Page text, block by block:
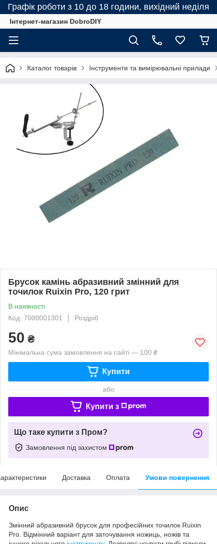
Графік роботи з 10 до 18 години, вихідний неділя
Інтернет-магазин DobroDIY
Каталог товарів Інструменти та вимірювальні прилади
Брусок камінь абразивний змінний для
точилок Ruixin Pro, 120 грит
В наявності
Код: 7000001301
Роздріб
50 ₴
Мінімальна сума замовлення на сайті — 100 ₴
Купити
або
Купити з
Що таке купити з Пром?
Замовлення під захистом
Доставка Оплата Умови повернення
Опис
Змінний абразивний брусок для професійних точилок Ruixin
Pro. Відмінний варіант для заточування ножиць, ножів та